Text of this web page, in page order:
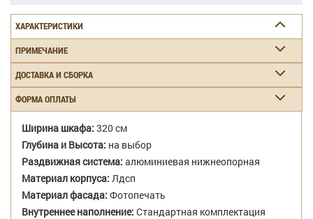
ХАРАКТЕРИСТИКИ
ПРИМЕЧАНИЕ
ДОСТАВКА И СБОРКА
ФОРМА ОПЛАТЫ
Ширина шкафа: 320 см
Глубина и Высота: на выбор
Раздвижная система: алюминиевая нижнеопорная
Материал корпуса: Лдсп
Материал фасада: Фотопечать
Внутреннее наполнение: Стандартная комплектация